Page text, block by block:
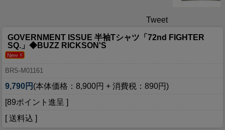
Tweet
GOVERNMENT ISSUE 半袖Tシャツ「72nd FIGHTER
SQ.」◆BUZZ RICKSON'S
BRS-M01161
9,790円 (本体価格：8,900円 + 消費税：890円)
[89ポイント進呈 ]
[ 送料込 ]